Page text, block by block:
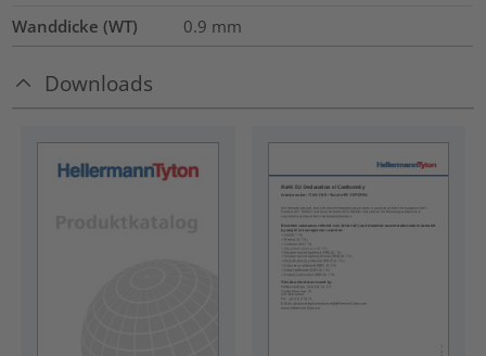
Wanddicke (WT)
0.9 mm
Downloads